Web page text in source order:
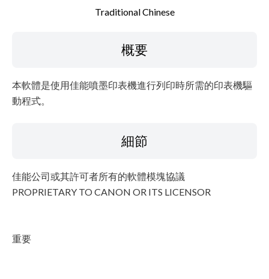
Traditional Chinese
概要
本軟體是使用佳能噴墨印表機進行列印時所需的印表機驅
動程式。
細節
佳能公司或其許可者所有的軟體模塊協議
PROPRIETARY TO CANON OR ITS LICENSOR
重要